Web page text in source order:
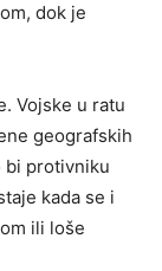
dok je
Vojske u ratu
geografskih
bi protivniku
kada se i
ili loše